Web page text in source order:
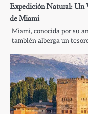
Expedición Natural: Un
de Miami
Miami, conocida por su
también alberga un